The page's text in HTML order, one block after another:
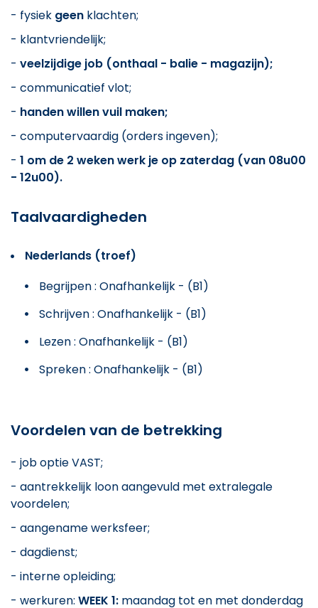
- fysiek geen klachten;
- klantvriendelijk;
- veelzijdige job (onthaal - balie - magazijn);
- communicatief vlot;
- handen willen vuil maken;
- computervaardig (orders ingeven);
- 1 om de 2 weken werk je op zaterdag (van 08u00
- 12u00).
Taalvaardigheden
Nederlands (troef)
Begrijpen : Onafhankelijk - (B1)
Schrijven : Onafhankelijk - (B1)
Lezen : Onafhankelijk - (B1)
Spreken : Onafhankelijk - (B1)
Voordelen van de betrekking
- job optie VAST;
- aantrekkelijk loon aangevuld met extralegale
voordelen;
- aangename werksfeer;
- dagdienst;
- interne opleiding;
- werkuren: WEEK 1: maandag tot en met donderdag